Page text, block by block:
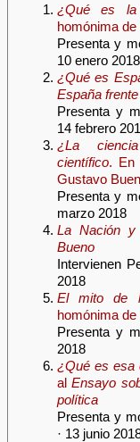
¿Qué es la
homónima
Presenta y
10 enero 2018
¿Qué es
España
Presenta y
14 febrero
¿La
científico. En
Gustavo
Presenta y
marzo 2018
La Nación
Bueno
Intervienen
2018
El mito de
homónima
Presenta y
2018
¿Qué es esa
alEnsayo
política
Presenta y
· 13 junio